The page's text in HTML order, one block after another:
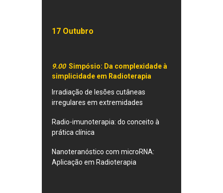
17 Outubro
9.00 Simpósio: Da complexidade à
simplicidade em Radioterapia
Irradiação de lesões cutâneas
irregulares em extremidades
Radio-imunoterapia: do conceito à
prática clínica
Nanoteranóstico com microRNA:
Aplicação em Radioterapia